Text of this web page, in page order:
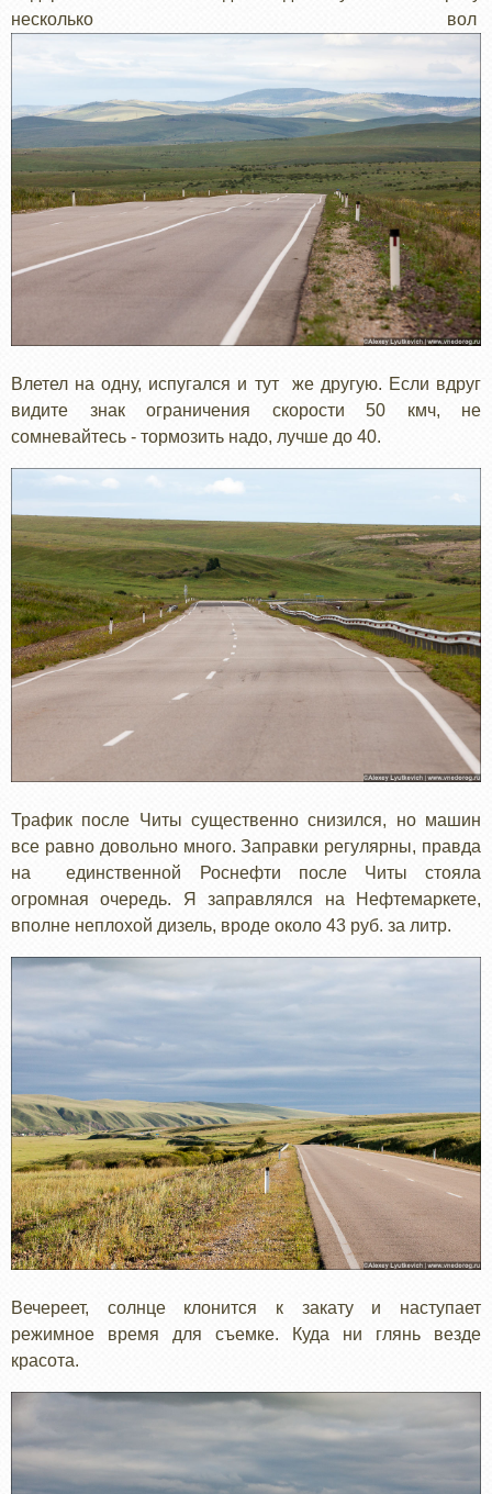
несколько вол
Влетел на одну, испугался и тут же другую. Если вдруг
видите знак ограничения скорости 50 кмч, не
сомневайтесь - тормозить надо, лучше до 40. ​
Трафик после Читы существенно снизился, но машин
все равно довольно много. Заправки регулярны, правда
на единственной Роснефти после Читы стояла
огромная очередь. Я заправлялся на Нефтемаркете,
вполне неплохой дизель, вроде около 43 руб. за литр.
Вечереет, солнце клонится к закату и наступает
режимное время для съемке. Куда ни глянь везде
красота.